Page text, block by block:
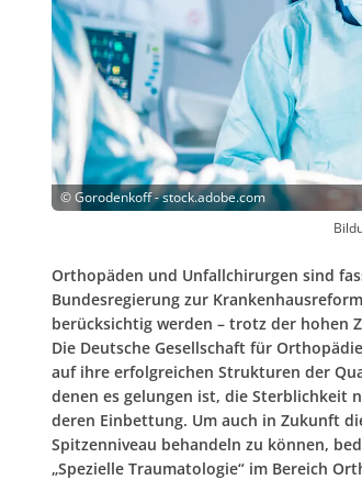
©Gorodenkoff - stock.adobe.com
Orthopäden und Unfallchirurgen sind
Bundesregierung zur
berücksichtig werden – trotz der hohen
Die Deutsche Gesellschaft für
auf ihre erfolgreichen Strukturen der
denen es gelungen ist, die Sterblichkeit
deren Einbettung. Um auch in Zukunft
Spitzenniveau behandeln zu können,
„Spezielle Traumatologie“ im Bereich